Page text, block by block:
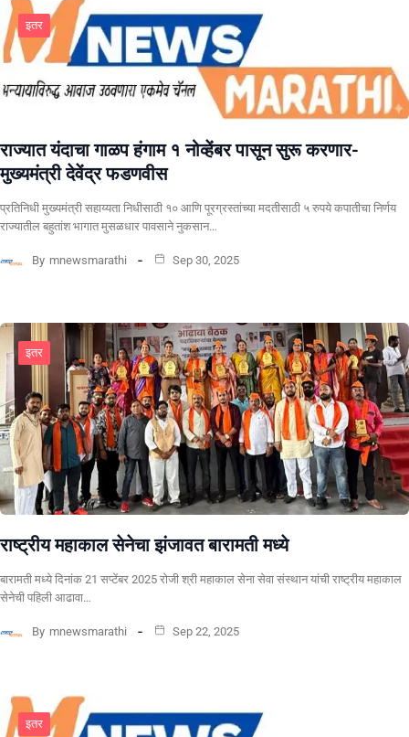
इतर
राज्यात यंदाचा गाळप हंगाम १ नोव्हेंबर पासून सुरू करणार-
मुख्यमंत्री देवेंद्र फडणवीस
प्रतिनिधी मुख्यमंत्री सहाय्यता निधीसाठी १० आणि पूरग्रस्तांच्या मदतीसाठी ५ रुपये कपातीचा निर्णय
राज्यातील बहुतांश भागात मुसळधार पावसाने नुकसान…
By mnewsmarathi Sep 30, 2025
इतर
राष्ट्रीय महाकाल सेनेचा झंजावत बारामती मध्ये
बारामती मध्ये दिनांक 21 सप्टेंबर 2025 रोजी श्री महाकाल सेना सेवा संस्थान यांची राष्ट्रीय महाकाल
सेनेची पहिली आढावा…
By mnewsmarathi Sep 22, 2025
इतर